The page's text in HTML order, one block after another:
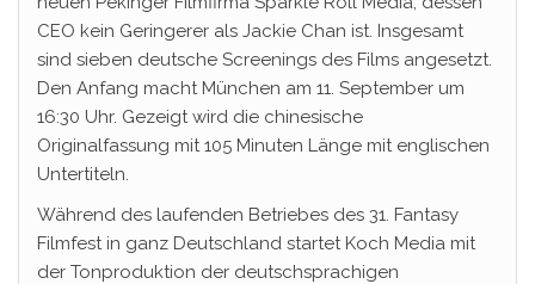
CEO kein Geringerer als Jackie Chan ist. Insgesamt
sind sieben deutsche Screenings des Films angesetzt.
Den Anfang macht München am 11. September um
16:30 Uhr. Gezeigt wird die chinesische
Originalfassung mit 105 Minuten Länge mit englischen
Untertiteln.
Während des laufenden Betriebes des 31. Fantasy
Filmfest in ganz Deutschland startet Koch Media mit
der Tonproduktion der deutschsprachigen